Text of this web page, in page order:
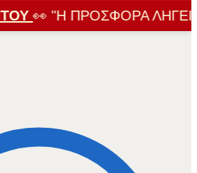
👀 "Η ΠΡΟΣΦΟΡΆ ΛΉΓΕΙ